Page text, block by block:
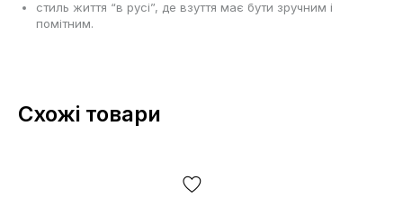
стиль життя “в русі”, де взуття має бути зручним і
помітним.
Схожі товари